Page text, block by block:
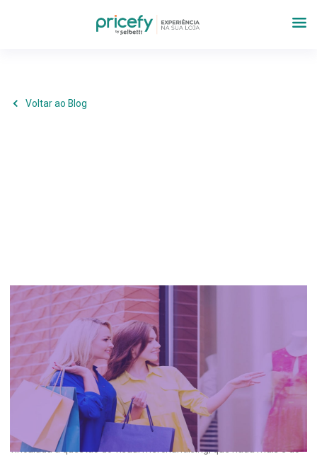
Voltar ao Blog
Marketing,Operações
Como o visual merchandising influencia
a compra? Aprenda aqui!
Pare por um instante e reflita: por que determinados
estabelecimentos sobressaem aos outros, ainda mais quando se
trabalha com os mesmos itens e até valores? A resposta está
vinculada à questão do visual merchandising, que nada mais é do